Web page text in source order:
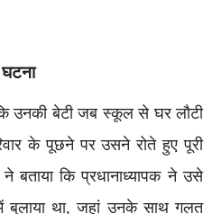
कि उनकी बेटी जब स्कूल से घर लौटी
के पूछने पर उसने रोते हुए पूरी
बताया कि प्रधानाध्यापक ने उसे
था, जहां उनके साथ गलत